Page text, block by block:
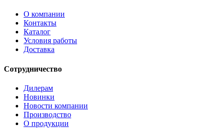
О компании
Контакты
Каталог
Условия работы
Доставка
Сотрудничество
Дилерам
Новинки
Новости компании
Производство
О продукции